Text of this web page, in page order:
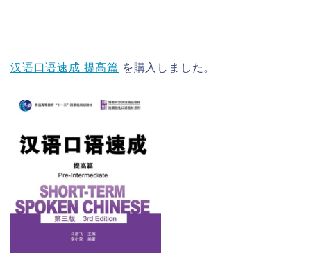
汉语口语速成 提高篇 を購入しました。